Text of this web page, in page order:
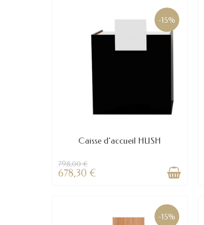
-15%
Caisse d'accueil HUSH
798,00 €
678,30 €
-15%